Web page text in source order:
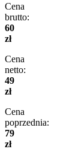
Cena
brutto:
60
zł
Cena
netto:
49
zł
Cena
poprzednia:
79
zł